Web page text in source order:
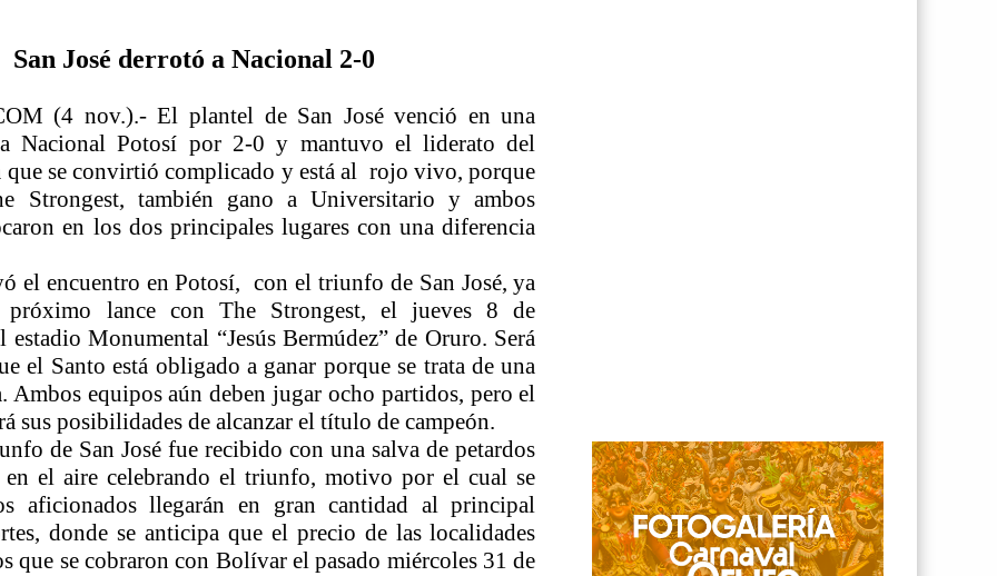
San José derrotó a Nacional 2-0
(4 nov.).- El plantel de San José venció en una
a Nacional Potosí por 2-0 y mantuvo el liderato del
se convirtió complicado y está al rojo vivo, porque
Strongest, también gano a Universitario y ambos
en los dos principales lugares con una diferencia
el encuentro en Potosí, con el triunfo de San José, ya
próximo lance con The Strongest, el jueves 8 de
estadio Monumental “Jesús Bermúdez” de Oruro. Será
el Santo está obligado a ganar porque se trata de una
Ambos equipos aún deben jugar ocho partidos, pero el
sus posibilidades de alcanzar el título de campeón.
de San José fue recibido con una salva de petardos
en el aire celebrando el triunfo, motivo por el cual se
aficionados llegarán en gran cantidad al principal
donde se anticipa que el precio de las localidades
que se cobraron con Bolívar el pasado miércoles 31 de